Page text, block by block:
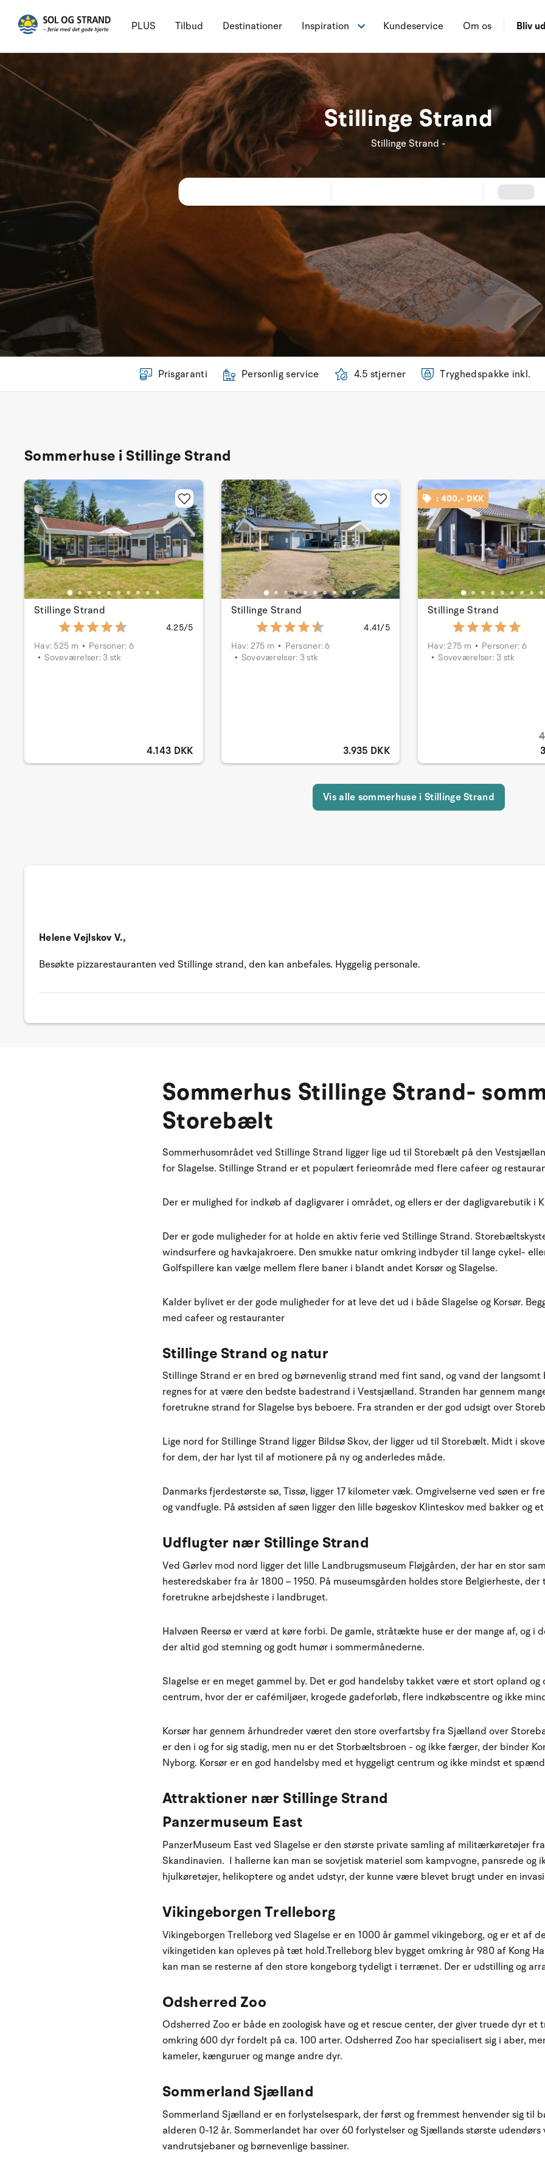
PLUS Tilbud Destinationer Inspiration Kundeservice Om os Bliv
Stillinge Strand
Stillinge Strand -
Prisgaranti Personlig service 4.5 stjerner Tryghedspakke inkl.
Sommerhuse i Stillinge Strand
Stillinge Strand
4.25/5
Hav: 525 m
Personer: 6
Soveværelser: 3 stk
4.143 DKK
Stillinge Strand
4.41/5
Hav: 275 m
Personer: 6
Soveværelser: 3 stk
3.935 DKK
: 400,- DKK
Stillinge Strand
Hav: 275 m
Personer: 6
Soveværelser: 3 stk
Vis alle sommerhuse i Stillinge Strand
Helene Vejlskov V.,
Besøkte pizzarestauranten ved Stillinge strand, den kan anbefales. Hyggelig personale.
Sommerhus Stillinge Strand-
Storebælt
Sommerhusområdet ved Stillinge Strand ligger lige ud til Storebælt på den
for Slagelse. Stillinge Strand er et populært ferieområde med flere cafeer og
Der er mulighed for indkøb af dagligvarer i området, og ellers er der dagligvarebutik i
Der er gode muligheder for at holde en aktiv ferie ved Stillinge Strand.
windsurfere og havkajakroere. Den smukke natur omkring indbyder til lange cykel-
Golfspillere kan vælge mellem flere baner i blandt andet Korsør og Slagelse.
Kalder bylivet er der gode muligheder for at leve det ud i både Slagelse og Korsør.
med cafeer og restauranter
Stillinge Strand og natur
Stillinge Strand er en bred og børnevenlig strand med fint sand, og vand der
regnes for at være den bedste badestrand i Vestsjælland. Stranden har gennem
foretrukne strand for Slagelse bys beboere. Fra stranden er der god udsigt over
Lige nord for Stillinge Strand ligger Bildsø Skov, der ligger ud til Storebælt. Midt i
for dem, der har lyst til af motionere på ny og anderledes måde.
Danmarks fjerdestørste sø, Tissø, ligger 17 kilometer væk. Omgivelserne ved søen er
og vandfugle. På østsiden af søen ligger den lille bøgeskov Klinteskov med bakker og
Udflugter nær Stillinge Strand
Ved Gørlev mod nord ligger det lille Landbrugsmuseum Fløjgården, der har en stor
hesteredskaber fra år 1800 – 1950. På museumsgården holdes store Belgierheste,
foretrukne arbejdsheste i landbruget.
Halvøen Reersø er værd at køre forbi. De gamle, stråtækte huse er der mange af, og i
der altid god stemning og godt humør i sommermånederne.
Slagelse er en meget gammel by. Det er god handelsby takket være et stort opland
centrum, hvor der er cafémiljøer, krogede gadeforløb, flere indkøbscentre og ikke
Korsør har gennem århundreder været den store overfartsby fra Sjælland over
er den i og for sig stadig, men nu er det Storbæltsbroen - og ikke færger, der binder
Nyborg. Korsør er en god handelsby med et hyggeligt centrum og ikke mindst et
Attraktioner nær Stillinge Strand
Panzermuseum East
PanzerMuseum East ved Slagelse er den største private samling af militærkøretøjer
Skandinavien. I hallerne kan man se sovjetisk materiel som kampvogne, pansrede og
hjulkøretøjer, helikoptere og andet udstyr, der kunne være blevet brugt under en
Vikingeborgen Trelleborg
Vikingeborgen Trelleborg ved Slagelse er en 1000 år gammel vikingeborg, og er et af
vikingetiden kan opleves på tæt hold.Trelleborg blev bygget omkring år 980 af Kong
kan man se resterne af den store kongeborg tydeligt i terrænet. Der er udstilling og
Odsherred Zoo
Odsherred Zoo er både en zoologisk have og et rescue center, der giver truede dyr et
omkring 600 dyr fordelt på ca. 100 arter. Odsherred Zoo har specialisert sig i aber,
kameler, kænguruer og mange andre dyr.
Sommerland Sjælland
Sommerland Sjælland er en forlystelsespark, der først og fremmest henvender sig til
alderen 0-12 år. Sommerlandet har over 60 forlystelser og Sjællands største
vandrutsjebaner og børnevenlige bassiner.